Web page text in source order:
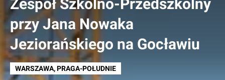
Zespół Szkolno-Przedszkolny
przy Jana Nowaka
Jeziorańskiego na Gocławiu
WARSZAWA, PRAGA-POŁUDNIE